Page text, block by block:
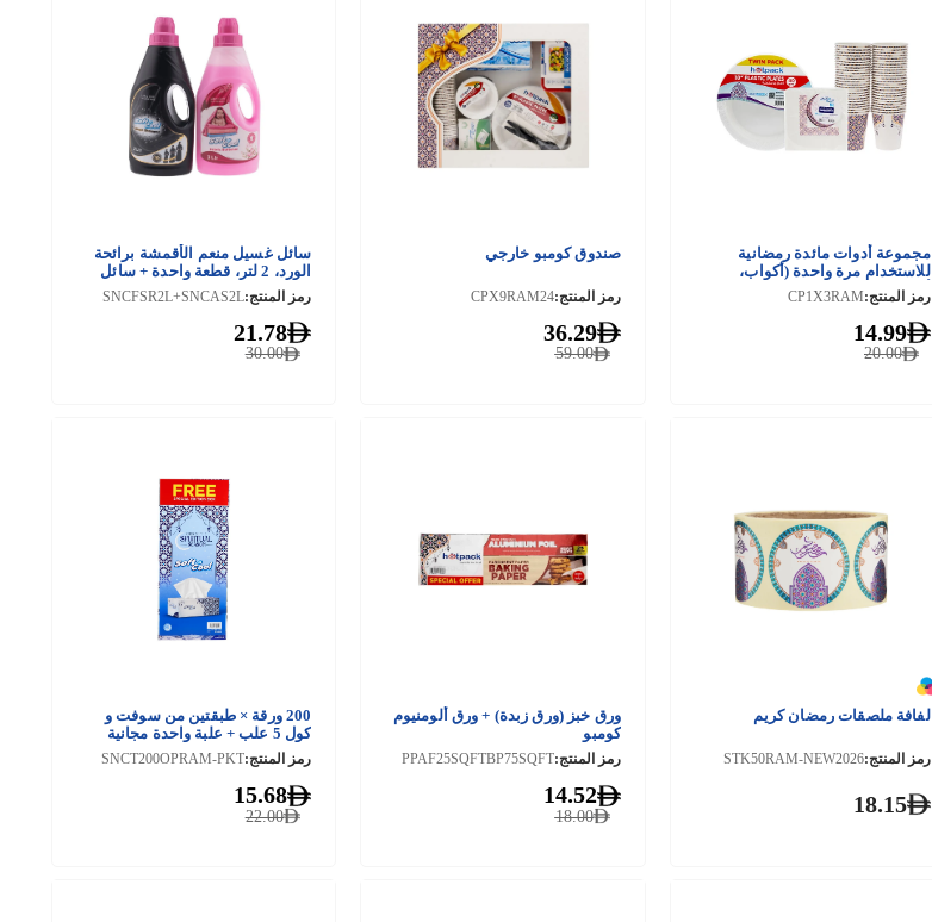
مجموعة أدوات مائدة رمضانية
للاستخدام مرة واحدة (أكواب،
أطباق، ومناديل)
رمز المنتج:CP1X3RAM
20.00
14.99
صندوق كومبو خارجي
رمز المنتج:CPX9RAM24
59.00
36.29
سائل غسيل منعم الأقمشة برائحة
الورد، 2 لتر، قطعة واحدة + سائل
غسيل شامبو العبايات فائق النعومة،
2 لتر، قطعة واحدة
رمز المنتج:SNCFSR2L+SNCAS2L
30.00
21.78
لفافة ملصقات رمضان كريم
رمز المنتج:STK50RAM-NEW2026
18.15
ورق خبز (ورق زبدة) + ورق ألومنيوم
كومبو
رمز المنتج:PPAF25SQFTBP75SQFT
18.00
14.52
200 ورقة × طبقتين من سوفت و
كول 5 علب + علبة واحدة مجانية
مناديل وجه بطابع عربي
رمز المنتج:SNCT200OPRAM-PKT
22.00
15.68